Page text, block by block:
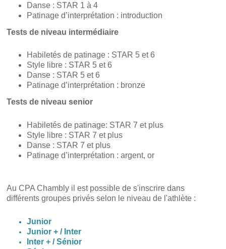
Danse : STAR 1 à 4
Patinage d’interprétation : introduction
Tests de niveau intermédiaire
Habiletés de patinage : STAR 5 et 6
Style libre : STAR 5 et 6
Danse : STAR 5 et 6
Patinage d’interprétation : bronze
Tests de niveau senior
Habiletés de patinage: STAR 7 et plus
Style libre : STAR 7 et plus
Danse : STAR 7 et plus
Patinage d’interprétation : argent, or
Au CPA Chambly il est possible de s'inscrire dans
différents groupes privés selon le niveau de l'athlète :
Junior
Junior + / Inter
Inter + / Sénior